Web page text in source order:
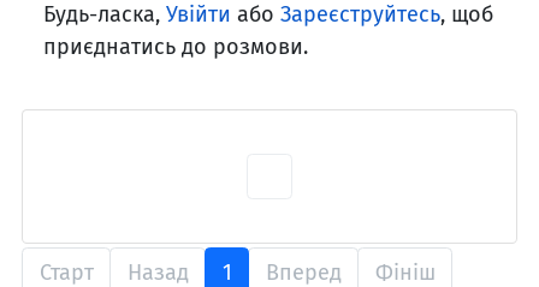
Будь-ласка, Увійти або Зареєструйтесь, щоб
приєднатись до розмови.
Старт Назад 1 Вперед Фініш